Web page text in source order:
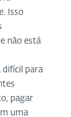
Isso
não está
difícil para
pagar
uma